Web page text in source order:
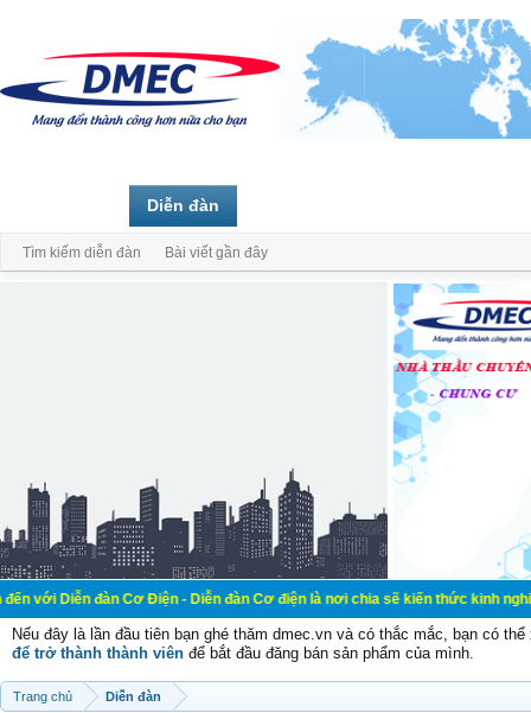
đàn Cơ Điện - Diễn đàn Cơ điện là nơi chia sẽ kiến thức kinh nghiệm
Nếu đây là lần đầu tiên bạn ghé thăm dmec.vn và có thắc mắc, bạn có
để trở thành thành viên để bắt đầu đăng bán sản phẩm của mình.
Trang chủ Diễn đàn
Diễn đàn
Tìm kiếm diễn đàn Bài viết gần đây